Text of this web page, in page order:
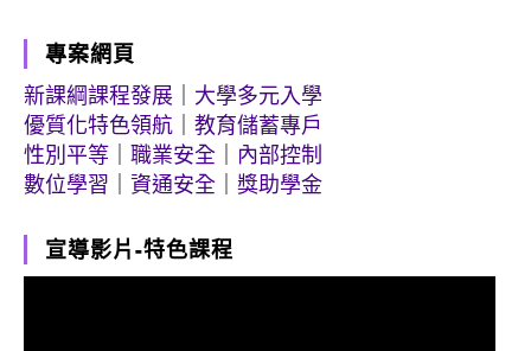
專案網頁
新課綱課程發展
大學多元入學
優質化特色領航
教育儲蓄專戶
性別平等
職業安全
內部控制
數位學習
資通安全 獎助學金
宣導影片-特色課程